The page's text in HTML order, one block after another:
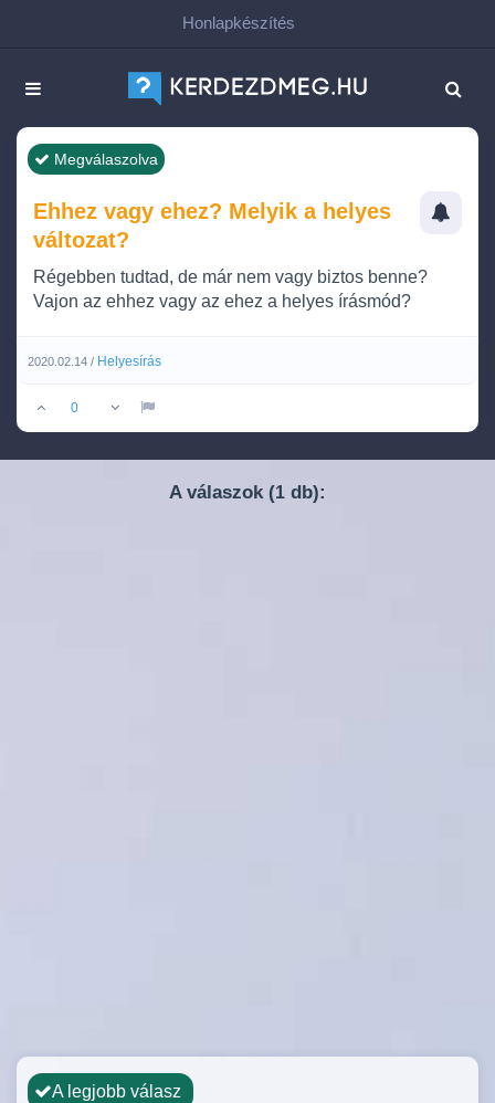
Honlapkészítés
Megválaszolva
Ehhez vagy ehez? Melyik a helyes
változat?
Régebben tudtad, de már nem vagy biztos benne?
Vajon az ehhez vagy az ehez a helyes írásmód?
2020.02.14 / Helyesírás
0
A válaszok (1 db):
A legjobb válasz